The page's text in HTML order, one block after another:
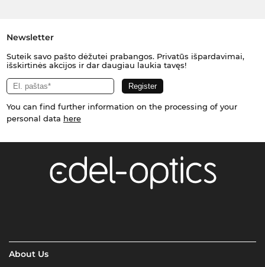
Newsletter
Suteik savo pašto dėžutei prabangos. Privatūs išpardavimai,
išskirtinės akcijos ir dar daugiau laukia tavęs!
You can find further information on the processing of your
personal data here
About Us